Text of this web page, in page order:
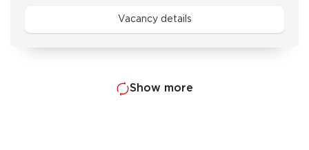
Vacancy details
Show more